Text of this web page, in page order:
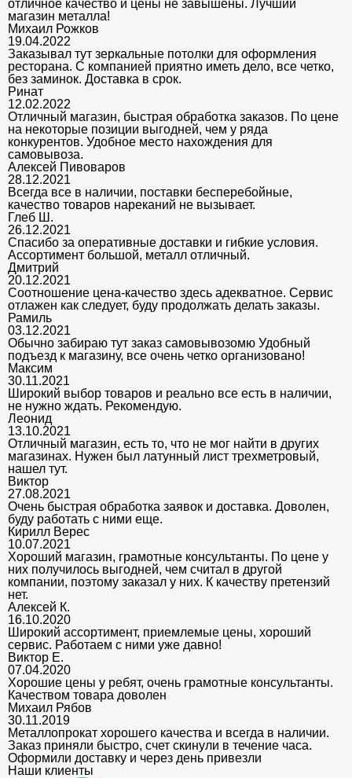
отличное качество и цены не завышены. Лучший
магазин металла!
Михаил Рожков
19.04.2022
Заказывал тут зеркальные потолки для оформления
ресторана. С компанией приятно иметь дело, все четко,
без заминок. Доставка в срок.
Ринат
12.02.2022
Отличный магазин, быстрая обработка заказов. По цене
на некоторые позиции выгодней, чем у ряда
конкурентов. Удобное место нахождения для
самовывоза.
Алексей Пивоваров
28.12.2021
Всегда все в наличии, поставки бесперебойные,
качество товаров нареканий не вызывает.
Глеб Ш.
26.12.2021
Спасибо за оперативные доставки и гибкие условия.
Ассортимент большой, металл отличный.
Дмитрий
20.12.2021
Соотношение цена-качество здесь адекватное. Сервис
отлажен как следует, буду продолжать делать заказы.
Рамиль
03.12.2021
Обычно забираю тут заказ самовывозомю Удобный
подъезд к магазину, все очень четко организовано!
Максим
30.11.2021
Широкий выбор товаров и реально все есть в наличии,
не нужно ждать. Рекомендую.
Леонид
13.10.2021
Отличный магазин, есть то, что не мог найти в других
магазинах. Нужен был латунный лист трехметровый,
нашел тут.
Виктор
27.08.2021
Очень быстрая обработка заявок и доставка. Доволен,
буду работать с ними еще.
Кирилл Верес
10.07.2021
Хороший магазин, грамотные консультанты. По цене у
них получилось выгодней, чем считал в другой
компании, поэтому заказал у них. К качеству претензий
нет.
Алексей К.
16.10.2020
Широкий ассортимент, приемлемые цены, хороший
сервис. Работаем с ними уже давно!
Виктор Е.
07.04.2020
Хорошие цены у ребят, очень грамотные консультанты.
Качеством товара доволен
Михаил Рябов
30.11.2019
Металлопрокат хорошего качества и всегда в наличии.
Заказ приняли быстро, счет скинули в течение часа.
Оформили доставку и через день привезли
Наши клиенты